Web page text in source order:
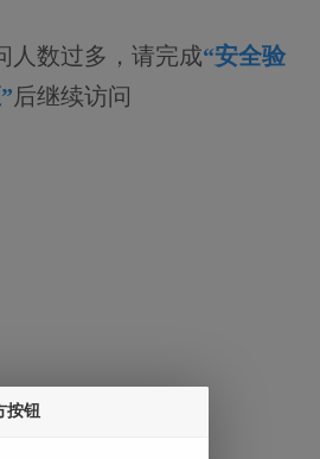
人数过多，请完成“安全验
后继续访问
按钮